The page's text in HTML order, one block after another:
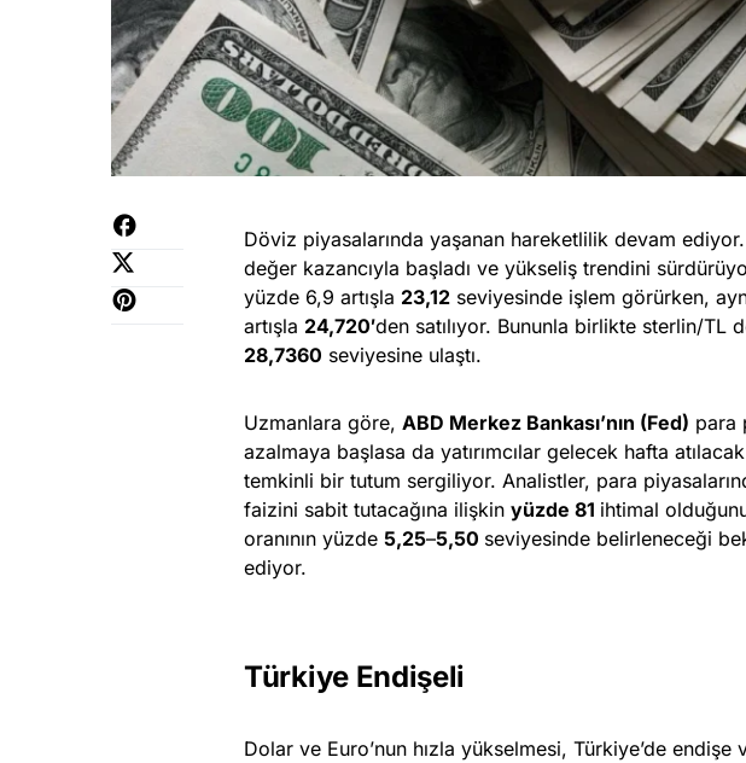
Döviz piyasalarında yaşanan hareketlilik devam
değer kazancıyla başladı ve yükseliş trendini
yüzde 6,9 artışla 23,12 seviyesinde işlem görürken,
artışla 24,720′den satılıyor. Bununla birlikte sterlin/TL
28,7360 seviyesine ulaştı.
Uzmanlara göre, ABD Merkez Bankası’nın (Fed) para
azalmaya başlasa da yatırımcılar gelecek hafta
temkinli bir tutum sergiliyor. Analistler, para
faizini sabit tutacağına ilişkin yüzde 81 ihtimal
oranının yüzde 5,25–5,50 seviyesinde belirleneceği
ediyor.
Türkiye Endişeli
Dolar ve Euro’nun hızla yükselmesi, Türkiye’de endişe